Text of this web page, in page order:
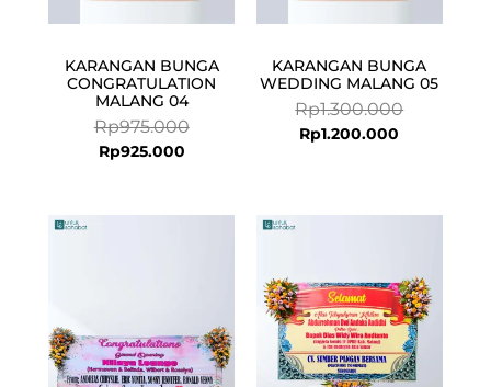
KARANGAN BUNGA
CONGRATULATION
MALANG 04
Rp975.000
Rp925.000
KARANGAN BUNGA
WEDDING MALANG 05
Rp1.300.000
Rp1.200.000